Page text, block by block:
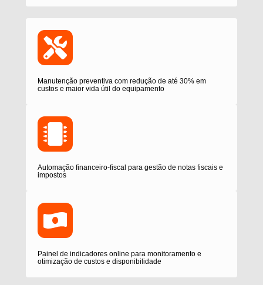
Manutenção preventiva com redução de até 30% em
custos e maior vida útil do equipamento
Automação financeiro-fiscal para gestão de notas fiscais e
impostos
Painel de indicadores online para monitoramento e
otimização de custos e disponibilidade